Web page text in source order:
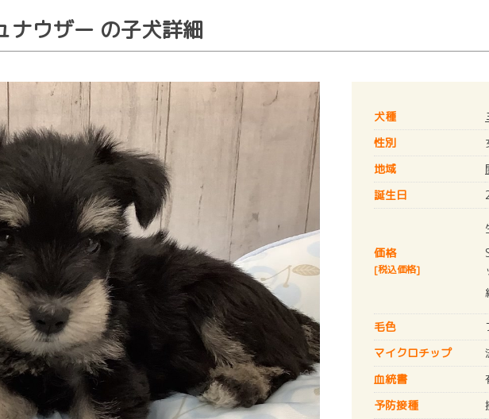
ナウザー の子犬詳細
犬種
性別
地域
誕生日
価格
[税込価格]
毛色
マイクロチップ
血統書
予防接種